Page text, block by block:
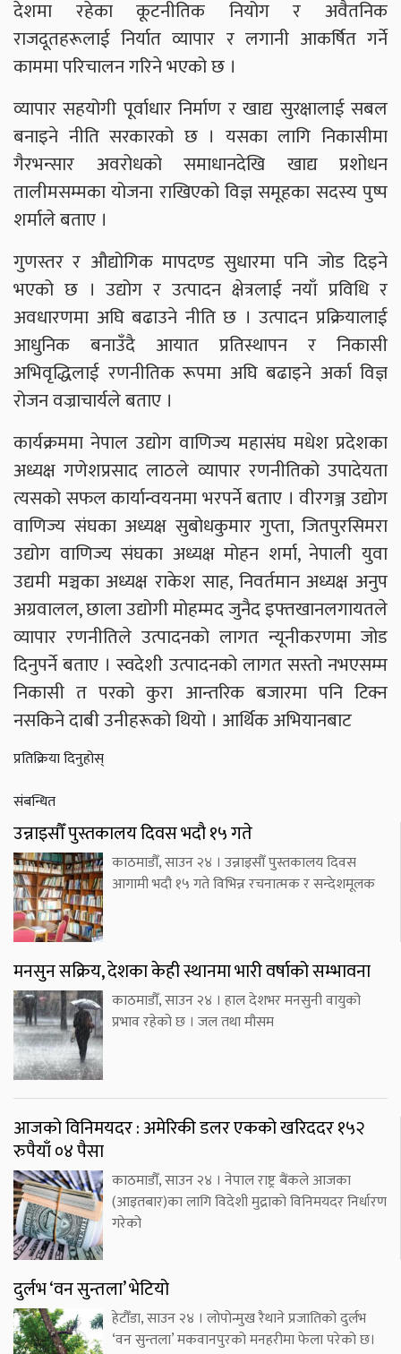
देशमा रहेका कूटनीतिक नियोग र अवैतनिक
राजदूतहरूलाई निर्यात व्यापार र लगानी आकर्षित गर्ने
काममा परिचालन गरिने भएको छ ।
व्यापार सहयोगी पूर्वाधार निर्माण र खाद्य सुरक्षालाई सबल
बनाइने नीति सरकारको छ । यसका लागि निकासीमा
गैरभन्सार अवरोधको समाधानदेखि खाद्य प्रशोधन
तालीमसम्मका योजना राखिएको विज्ञ समूहका सदस्य पुष्प
शर्माले बताए ।
गुणस्तर र औद्योगिक मापदण्ड सुधारमा पनि जोड दिइने
भएको छ । उद्योग र उत्पादन क्षेत्रलाई नयाँ प्रविधि र
अवधारणमा अघि बढाउने नीति छ । उत्पादन प्रक्रियालाई
आधुनिक बनाउँदै आयात प्रतिस्थापन र निकासी
अभिवृद्धिलाई रणनीतिक रूपमा अघि बढाइने अर्का विज्ञ
रोजन वज्राचार्यले बताए ।
कार्यक्रममा नेपाल उद्योग वाणिज्य महासंघ मधेश प्रदेशका
अध्यक्ष गणेशप्रसाद लाठले व्यापार रणनीतिको उपादेयता
त्यसको सफल कार्यान्वयनमा भरपर्ने बताए । वीरगञ्ज उद्योग
वाणिज्य संघका अध्यक्ष सुबोधकुमार गुप्ता, जितपुरसिमरा
उद्योग वाणिज्य संघका अध्यक्ष मोहन शर्मा, नेपाली युवा
उद्यमी मञ्चका अध्यक्ष राकेश साह, निवर्तमान अध्यक्ष अनुप
अग्रवालल, छाला उद्योगी मोहम्मद जुनैद इफ्तखानलगायतले
व्यापार रणनीतिले उत्पादनको लागत न्यूनीकरणमा जोड
दिनुपर्ने बताए । स्वदेशी उत्पादनको लागत सस्तो नभएसम्म
निकासी त परको कुरा आन्तरिक बजारमा पनि टिक्न
नसकिने दाबी उनीहरूको थियो । आर्थिक अभियानबाट
प्रतिक्रिया दिनुहोस्
संबन्धित
उन्नाइसौँ पुस्तकालय दिवस भदौ १५ गते
काठमाडौँ, साउन २४ । उन्नाइसौँ पुस्तकालय दिवस
आगामी भदौ १५ गते विभिन्न रचनात्मक र सन्देशमूलक
मनसुन सक्रिय, देशका केही स्थानमा भारी वर्षाको सम्भावना
काठमाडौँ, साउन २४ । हाल देशभर मनसुनी वायुको
प्रभाव रहेको छ । जल तथा मौसम
आजको विनिमयदर : अमेरिकी डलर एकको खरिददर १५२
रुपैयाँ ०४ पैसा
काठमाडौँ, साउन २४ । नेपाल राष्ट्र बैंकले आजका
(आइतबार)का लागि विदेशी मुद्राको विनिमयदर निर्धारण
गरेको
दुर्लभ ‘वन सुन्तला’ भेटियो
हेटौँडा, साउन २४ । लोपोन्मुख रैथाने प्रजातिको दुर्लभ
‘वन सुन्तला’ मकवानपुरको मनहरीमा फेला परेको छ।